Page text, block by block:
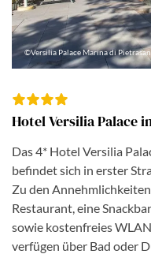
©Versilia Palace Marina di
Hotel Versilia Palace
Das 4* Hotel Versilia
befindet sich in erster
Zu den
Restaurant, eine
sowie kostenfreies
verfügen über Bad oder